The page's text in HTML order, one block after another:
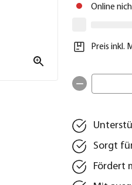
Online
Preis inkl.
Sorgt
Fördert